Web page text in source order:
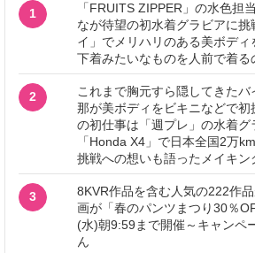
1
「FRUITS ZIPPER」の水色担
なが待望の初水着グラビアに
イ」でメリハリのある美ボデ
下着みたいなものを人前で着る
2
これまで胸元すら隠してきた
那が美ボディをビキニなどで
の初仕事は「週プレ」の水着
「Honda X4」で日本全国2万
挑戦への想いも語ったメイキン
3
8KVR作品を含む人気の222作
画が「春のパンツまつり30％
(水)朝9:59まで開催～キャンペ
ん